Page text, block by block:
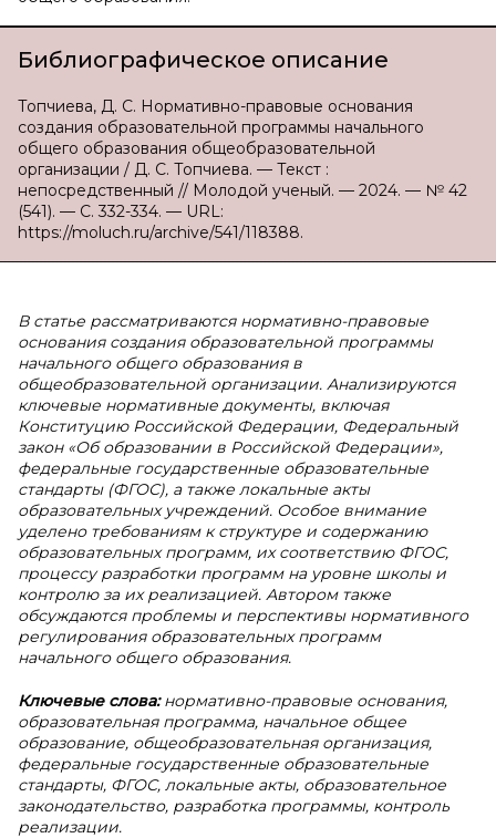
Библиографическое описание
Топчиева, Д. С. Нормативно-правовые основания
создания образовательной программы начального
общего образования общеобразовательной
организации / Д. С. Топчиева. — Текст :
непосредственный // Молодой ученый. — 2024. — № 42
(541). — С. 332-334. — URL:
https://moluch.ru/archive/541/118388.
В статье рассматриваются нормативно-правовые
основания создания образовательной программы
начального общего образования в
общеобразовательной организации. Анализируются
ключевые нормативные документы, включая
Конституцию Российской Федерации, Федеральный
закон «Об образовании в Российской Федерации»,
федеральные государственные образовательные
стандарты (ФГОС), а также локальные акты
образовательных учреждений. Особое внимание
уделено требованиям к структуре и содержанию
образовательных программ, их соответствию ФГОС,
процессу разработки программ на уровне школы и
контролю за их реализацией. Автором также
обсуждаются проблемы и перспективы нормативного
регулирования образовательных программ
начального общего образования.
Ключевые слова:нормативно-правовые основания,
образовательная программа, начальное общее
образование, общеобразовательная организация,
федеральные государственные образовательные
стандарты, ФГОС, локальные акты, образовательное
законодательство, разработка программы, контроль
реализации.